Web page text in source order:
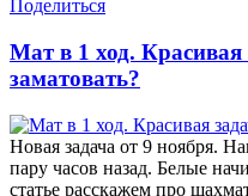
Поделиться
Мат в 1 ход. Красивая
заматовать?
Новая задача от 9 ноября.
пару часов назад. Белые
статье расскажем про